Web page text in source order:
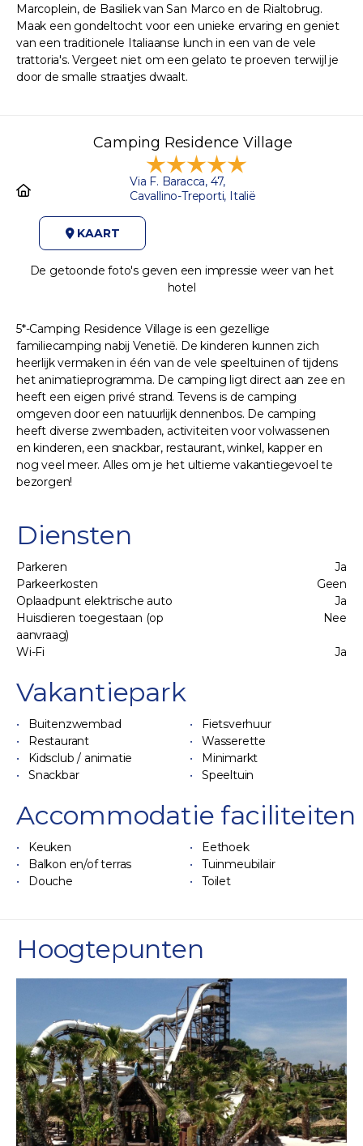
Marcoplein, de Basiliek van San Marco en de Rialtobrug.
Maak een gondeltocht voor een unieke ervaring en geniet
van een traditionele Italiaanse lunch in een van de vele
trattoria's. Vergeet niet om een gelato te proeven terwijl je
door de smalle straatjes dwaalt.
Camping Residence Village
Via F. Baracca, 47,
Cavallino-Treporti, Italië
KAART
De getoonde foto's geven een impressie weer van het
hotel
5*-Camping Residence Village is een gezellige
familiecamping nabij Venetië. De kinderen kunnen zich
heerlijk vermaken in één van de vele speeltuinen of tijdens
het animatieprogramma. De camping ligt direct aan zee en
heeft een eigen privé strand. Tevens is de camping
omgeven door een natuurlijk dennenbos. De camping
heeft diverse zwembaden, activiteiten voor volwassenen
en kinderen, een snackbar, restaurant, winkel, kapper en
nog veel meer. Alles om je het ultieme vakantiegevoel te
bezorgen!
Diensten
Parkeren
Ja
Parkeerkosten
Geen
Oplaadpunt elektrische auto
Ja
Huisdieren toegestaan (op
aanvraag)
Nee
Wi-Fi Ja
Vakantiepark
Buitenzwembad
Fietsverhuur
Restaurant
Wasserette
Kidsclub / animatie
Minimarkt
Snackbar
Speeltuin
Accommodatie faciliteiten
Keuken
Eethoek
Balkon en/of terras
Tuinmeubilair
Douche
Toilet
Hoogtepunten